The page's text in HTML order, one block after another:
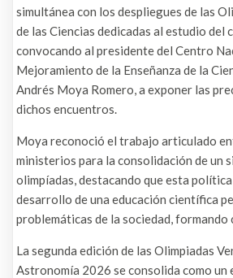
simultánea con los despliegues de las
de las Ciencias dedicadas al estudio del
convocando al presidente del Centro
Mejoramiento de la Enseñanza de la
Andrés Moya Romero, a exponer las
dichos encuentros.
Moya reconoció el trabajo articulado
ministerios para la consolidación de un
olimpíadas, destacando que esta
desarrollo de una educación científica
problemáticas de la sociedad, formando
La segunda edición de las Olimpiadas
Astronomía 2026 se consolida como un